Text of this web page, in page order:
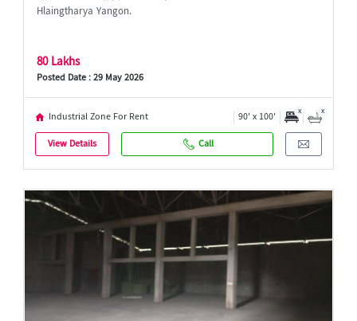
Hlaingtharya Yangon.
80 Lakhs
Posted Date : 29 May 2026
Industrial Zone For Rent 90' x 100' x x
View Details Call